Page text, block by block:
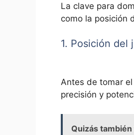
La clave para
como la posición
1. Posición del
Antes de tomar
precisión y
Quizás